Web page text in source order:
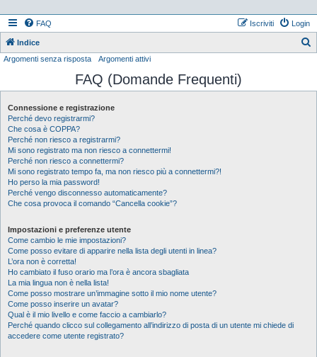
FAQ Login
Iscriviti
Indice
c
Argomenti senza risposta Argomenti attivi
FAQ (Domande Frequenti)
Connessione e registrazione
Perché devo registrarmi?
Che cosa è COPPA?
Perché non riesco a registrarmi?
Mi sono registrato ma non riesco a connettermi!
Perché non riesco a connettermi?
Mi sono registrato tempo fa, ma non riesco più a connettermi?!
Ho perso la mia password!
Perché vengo disconnesso automaticamente?
Che cosa provoca il comando “Cancella cookie”?
Impostazioni e preferenze utente
Come cambio le mie impostazioni?
Come posso evitare di apparire nella lista degli utenti in linea?
L’ora non è corretta!
Ho cambiato il fuso orario ma l’ora è ancora sbagliata
La mia lingua non è nella lista!
Come posso mostrare un’immagine sotto il mio nome utente?
Come posso inserire un avatar?
Qual è il mio livello e come faccio a cambiarlo?
Perché quando clicco sul collegamento all’indirizzo di posta di un utente mi chiede di
accedere come utente registrato?